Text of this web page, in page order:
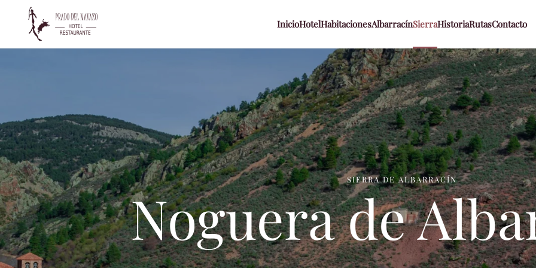
Ir al contenido principal
InicioHotelHabitacionesAlbarracínSierraHistoriaRutasContacto
SIERRA DE ALBARRACÍN
Noguera de